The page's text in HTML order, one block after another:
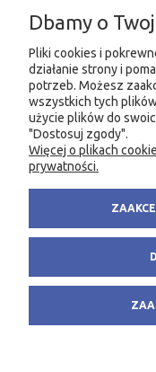
KONTAKT
Dbamy o
Pliki cookies i
działanie strony i
potrzeb. Możesz
wszystkich tych
użycie plików do
"Dostosuj zgody".
Więcej o plikach
prywatności.